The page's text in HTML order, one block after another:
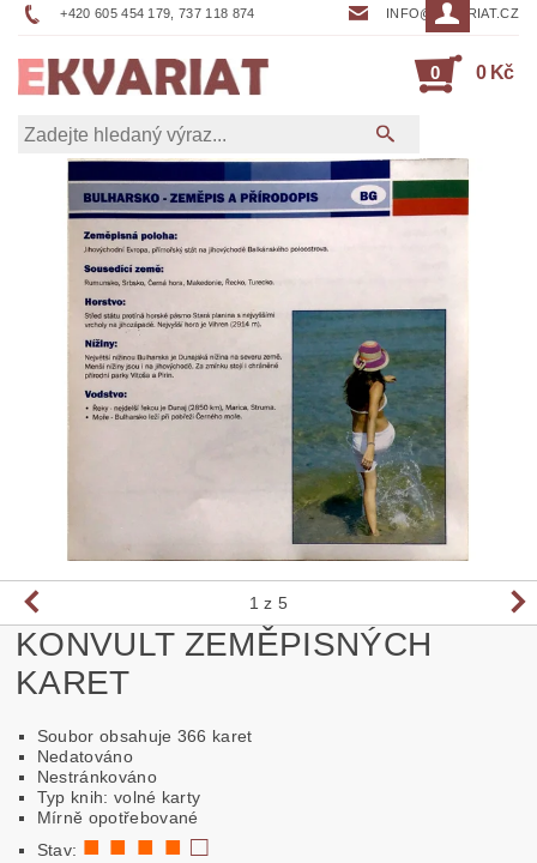
+420 605 454 179, 737 118 874 INFO@EKVARIAT.CZ
0 0 Kč
1 z 5
KONVULT ZEMĚPISNÝCH
KARET
Soubor obsahuje 366 karet
Nedatováno
Nestránkováno
Typ knih: volné karty
Mírně opotřebované
Stav: ■ ■ ■ ■ □